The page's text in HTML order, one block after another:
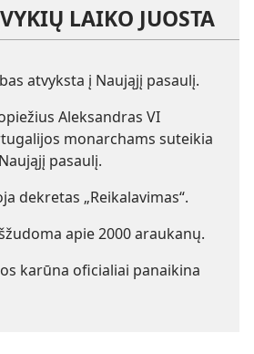
LAIKO JUOSTA
atvyksta į Naująjį pasaulį.
Aleksandras VI
monarchams suteikia
pasaulį.
dekretas „Reikalavimas“.
apie 2000 araukanų.
karūna oficialiai panaikina